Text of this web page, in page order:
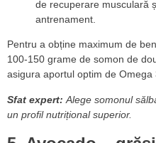
de recuperare musculară
antrenament.
Pentru a obține maximum de
100-150 grame de somon de
asigura aportul optim de Omega
Sfat expert: Alege somonul
un profil nutrițional superior.